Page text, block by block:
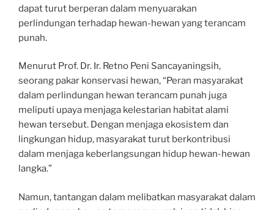
dapat turut berperan dalam menyuarakan
perlindungan terhadap hewan-hewan yang terancam
punah.
Menurut Prof. Dr. Ir. Retno Peni Sancayaningsih,
seorang pakar konservasi hewan, “Peran masyarakat
dalam perlindungan hewan terancam punah juga
meliputi upaya menjaga kelestarian habitat alami
hewan tersebut. Dengan menjaga ekosistem dan
lingkungan hidup, masyarakat turut berkontribusi
dalam menjaga keberlangsungan hidup hewan-hewan
langka.”
Namun, tantangan dalam melibatkan masyarakat dalam